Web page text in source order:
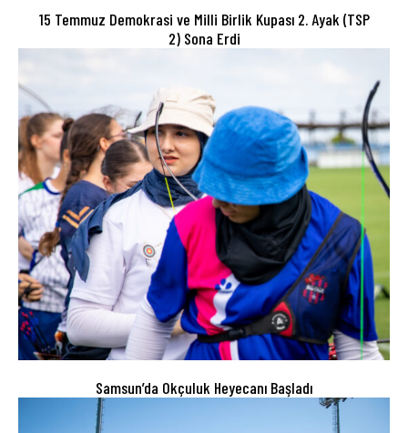
15 Temmuz Demokrasi ve Milli Birlik Kupası 2. Ayak (TSP
2) Sona Erdi
Samsun’da Okçuluk Heyecanı Başladı